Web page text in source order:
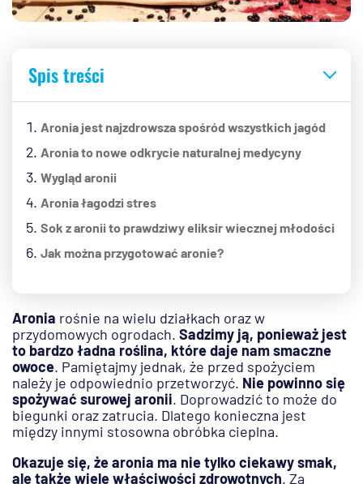
Spis treści
Aronia jest najzdrowsza spośród wszystkich jagód
Aronia to nowe odkrycie naturalnej medycyny
Wygląd aronii
Aronia łagodzi stres
Sok z aronii to prawdziwy eliksir wiecznej młodości
Jak można przygotować aronie?
Aronia rośnie na wielu działkach oraz w
przydomowych ogrodach. Sadzimy ją, ponieważ jest
to bardzo ładna roślina, które daje nam smaczne
owoce. Pamiętajmy jednak, że przed spożyciem
należy je odpowiednio przetworzyć. Nie powinno się
spożywać surowej aronii. Doprowadzić to może do
biegunki oraz zatrucia. Dlatego konieczna jest
między innymi stosowna obróbka cieplna.
Okazuje się, że aronia ma nie tylko ciekawy smak,
ale także wiele właściwości zdrowotnych. Za